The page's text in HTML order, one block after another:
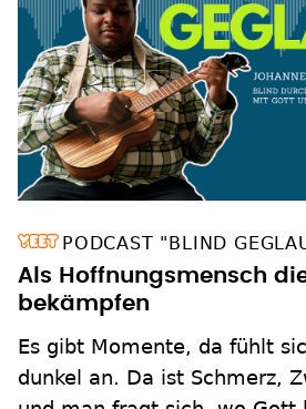
PODCAST "BLIND
Als Hoffnungsmensch
bekämpfen
Es gibt Momente, da fühlt
dunkel an. Da ist Schmerz,